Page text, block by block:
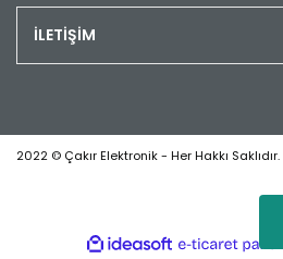
İLETİŞİM
2022 © Çakır Elektronik - Her Hakkı Saklıdır.
ideasoft